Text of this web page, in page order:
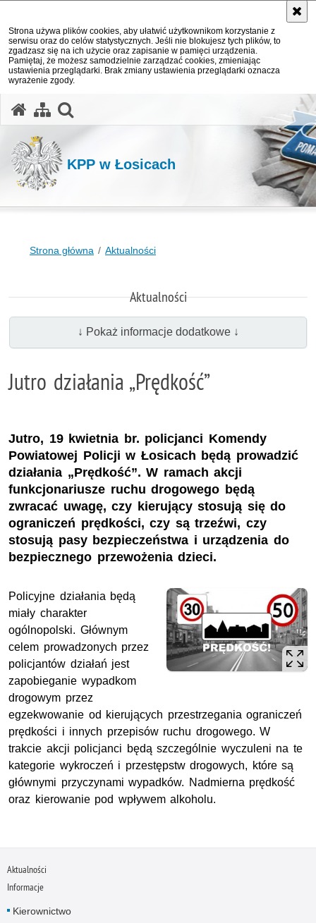
Strona używa plików cookies, aby ułatwić użytkownikom korzystanie z
serwisu oraz do celów statystycznych. Jeśli nie blokujesz tych plików, to
zgadzasz się na ich użycie oraz zapisanie w pamięci urządzenia.
Pamiętaj, że możesz samodzielnie zarządzać cookies, zmieniając
ustawienia przeglądarki. Brak zmiany ustawienia przeglądarki oznacza
wyrażenie zgody.
KPP w Łosicach
Strona główna Aktualności
Aktualności
↓ Pokaż informacje dodatkowe ↓
Jutro działania „Prędkość”
Jutro, 19 kwietnia br. policjanci Komendy
Powiatowej Policji w Łosicach będą prowadzić
działania „Prędkość”. W ramach akcji
funkcjonariusze ruchu drogowego będą
zwracać uwagę, czy kierujący stosują się do
ograniczeń prędkości, czy są trzeźwi, czy
stosują pasy bezpieczeństwa i urządzenia do
bezpiecznego przewożenia dzieci.
Policyjne działania będą
miały charakter
ogólnopolski. Głównym
celem prowadzonych przez
policjantów działań jest
zapobieganie wypadkom
drogowym przez
egzekwowanie od kierujących przestrzegania ograniczeń
prędkości i innych przepisów ruchu drogowego. W
trakcie akcji policjanci będą szczególnie wyczuleni na te
kategorie wykroczeń i przestępstw drogowych, które są
głównymi przyczynami wypadków. Nadmierna prędkość
oraz kierowanie pod wpływem alkoholu.
Aktualności
Informacje
Kierownictwo